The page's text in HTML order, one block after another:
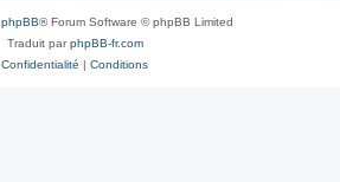
phpBB® Forum Software © phpBB Limited
Traduit parphpBB-fr.com
Confidentialité | Conditions